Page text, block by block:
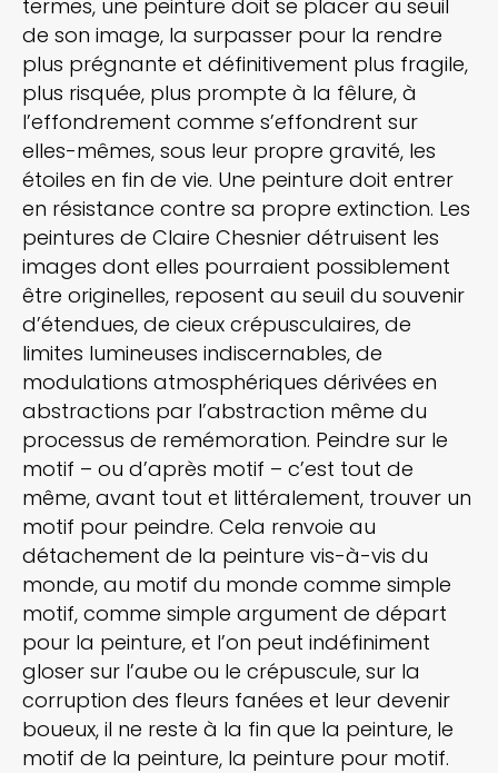
termes, une peinture doit se placer au seuil
de son image, la surpasser pour la rendre
plus prégnante et définitivement plus fragile,
plus risquée, plus prompte à la fêlure, à
l’effondrement comme s’effondrent sur
elles-mêmes, sous leur propre gravité, les
étoiles en fin de vie. Une peinture doit entrer
en résistance contre sa propre extinction. Les
peintures de Claire Chesnier détruisent les
images dont elles pourraient possiblement
être originelles, reposent au seuil du souvenir
d’étendues, de cieux crépusculaires, de
limites lumineuses indiscernables, de
modulations atmosphériques dérivées en
abstractions par l’abstraction même du
processus de remémoration. Peindre sur le
motif – ou d’après motif – c’est tout de
même, avant tout et littéralement, trouver un
motif pour peindre. Cela renvoie au
détachement de la peinture vis-à-vis du
monde, au motif du monde comme simple
motif, comme simple argument de départ
pour la peinture, et l’on peut indéfiniment
gloser sur l’aube ou le crépuscule, sur la
corruption des fleurs fanées et leur devenir
boueux, il ne reste à la fin que la peinture, le
motif de la peinture, la peinture pour motif.